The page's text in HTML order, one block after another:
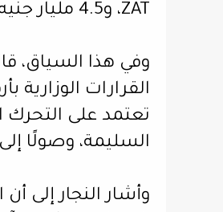
ZAT، و4.5 مليار جنيه لمشروع COY.
وفي هذا السياق،
القرارات
تعتمد على التحرك
السليمة، وصولًا
وأشار النجار إلى